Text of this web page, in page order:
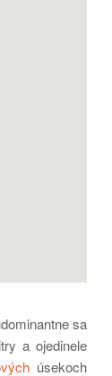
sa
a ojedinele
úsekoch